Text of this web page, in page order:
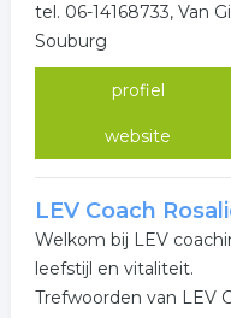
tel. 06-14168733, Van
Souburg
profiel
website
LEV Coach
Welkom bij LEV
leefstijl en vitaliteit.
Trefwoorden van LEV